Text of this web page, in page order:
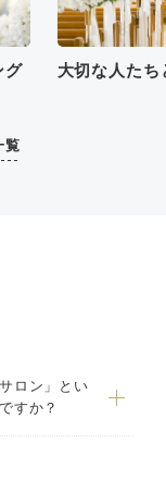
グ 大切な人た
覧
ロン」とい
すか？